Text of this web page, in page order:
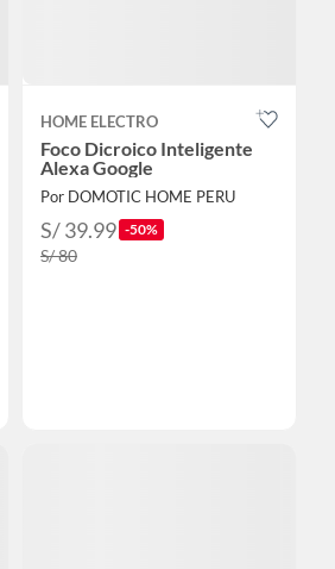
HOME ELECTRO
Foco Dicroico Inteligente
Alexa Google
Por DOMOTIC HOME PERU
S/ 39.99 -50%
S/ 80